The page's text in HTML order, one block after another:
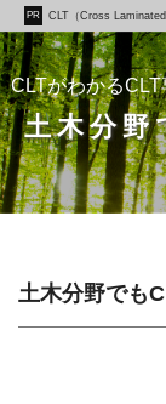
PR CLT（Cross
CLTがわかる
土木分野
土木分野でも